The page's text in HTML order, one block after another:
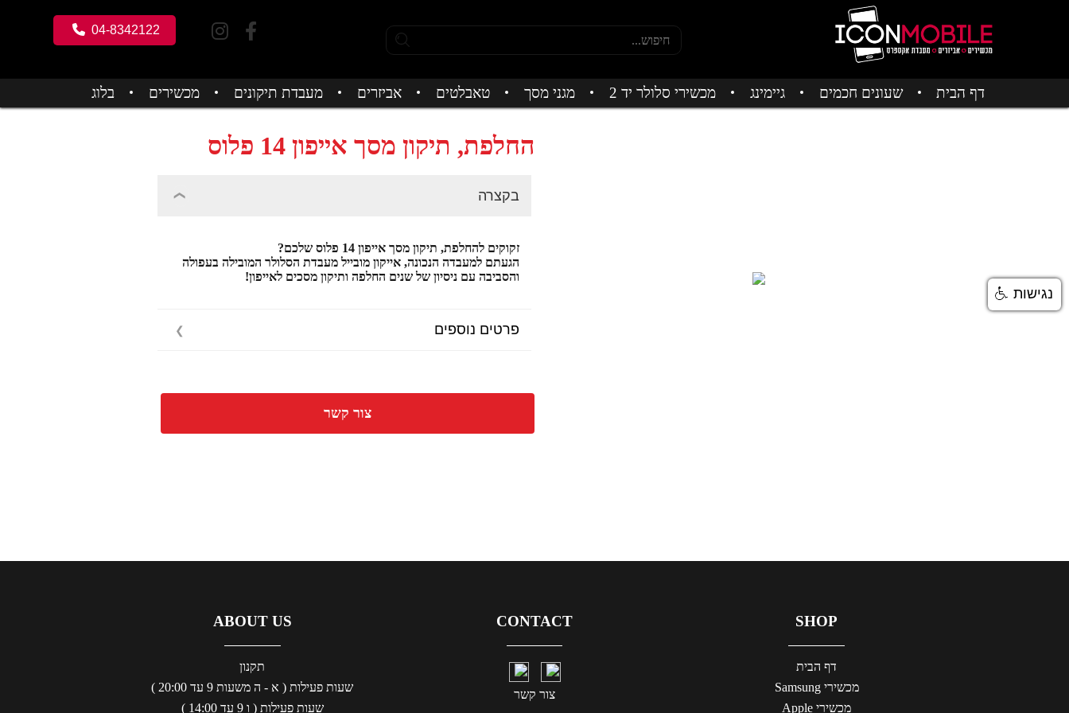
04-8342122
דף הבית שעונים חכמים גיימינג מכשירי סלולר יד 2 מגני מסך טאבלטים אביזרים מעבדת תיקונים מכשירים בלוג
החלפת, תיקון מסך אייפון 14 פלוס
בקצרה
זקוקים להחלפת, תיקון מסך אייפון 14 פלוס שלכם?
הגעתם למעבדה הנכונה, אייקון מובייל מעבדת הסלולר המובילה בעפולה
והסביבה עם ניסיון של שנים החלפה ותיקון מסכים לאייפון!
פרטים נוספים
צור קשר
SHOP
דף הבית
מכשירי Samsung
מכשירי Apple
CONTACT
צור קשר
ABOUT US
תקנון
שעות פעילות ( א - ה משעות 9 עד 20:00 )
שעות פעילות ( ו 9 עד 14:00 )
נגישות